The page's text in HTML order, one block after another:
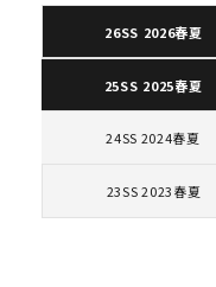
キャップ・ハッ
ショルダー・ウ
コラボレーションブラ
シーズンから探す
26SS 2026春夏
25SS 2025春夏
24SS 2024春夏
23SS 2023春夏